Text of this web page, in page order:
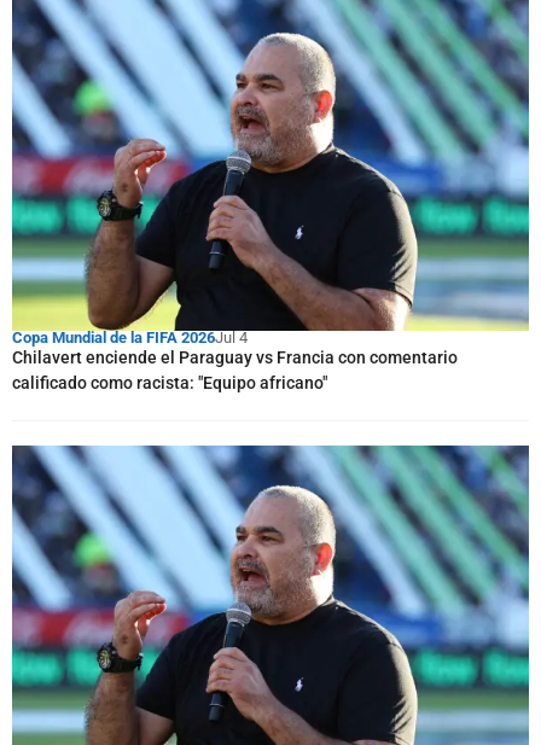
Copa Mundial de la FIFA 2026Jul 4
Chilavert enciende el Paraguay vs Francia con comentario
calificado como racista: "Equipo africano"